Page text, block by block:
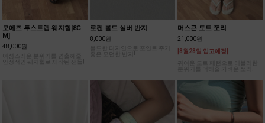
모에즈 투스트랩 웨지힐[8C
M]
48,000원
안정적인 웨지힐로 제작된 샌들!
로켄 볼드 실버 반지
8,000원
볼드한 디자인으로 포인트 주기
좋은 모던한 반지!
머스큰 도트 쪼리
21,000원
[8월28일 입고예정]
분위기를 더해줄 가벼운 쪼리!